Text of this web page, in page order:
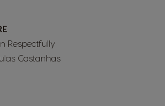
Respectfully
Castanhas